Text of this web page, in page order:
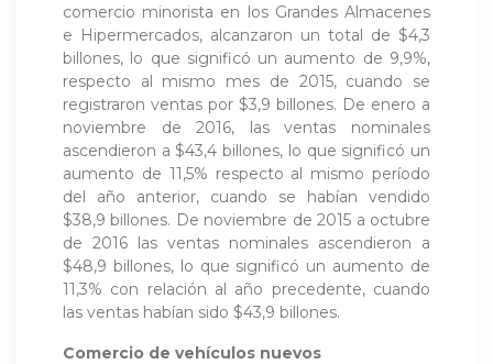
comercio minorista en los Grandes Almacenes
e Hipermercados, alcanzaron un total de $4,3
billones, lo que significó un aumento de 9,9%,
respecto al mismo mes de 2015, cuando se
registraron ventas por $3,9 billones. De enero a
noviembre de 2016, las ventas nominales
ascendieron a $43,4 billones, lo que significó un
aumento de 11,5% respecto al mismo período
del año anterior, cuando se habían vendido
$38,9 billones. De noviembre de 2015 a octubre
de 2016 las ventas nominales ascendieron a
$48,9 billones, lo que significó un aumento de
11,3% con relación al año precedente, cuando
las ventas habían sido $43,9 billones.
Comercio de vehículos nuevos